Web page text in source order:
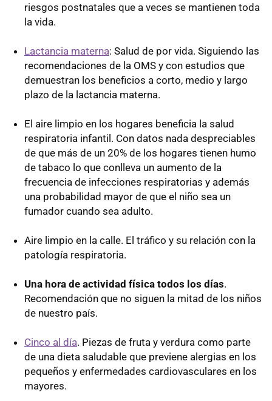
riesgos postnatales que a veces se mantienen toda
la vida.
Lactancia materna: Salud de por vida. Siguiendo las
recomendaciones de la OMS y con estudios que
demuestran los beneficios a corto, medio y largo
plazo de la lactancia materna.
El aire limpio en los hogares beneficia la salud
respiratoria infantil. Con datos nada despreciables
de que más de un 20% de los hogares tienen humo
de tabaco lo que conlleva un aumento de la
frecuencia de infecciones respiratorias y además
una probabilidad mayor de que el niño sea un
fumador cuando sea adulto.
Aire limpio en la calle. El tráfico y su relación con la
patología respiratoria.
Una hora de actividad física todos los días.
Recomendación que no siguen la mitad de los niños
de nuestro país.
Cinco al día. Piezas de fruta y verdura como parte
de una dieta saludable que previene alergias en los
pequeños y enfermedades cardiovasculares en los
mayores.